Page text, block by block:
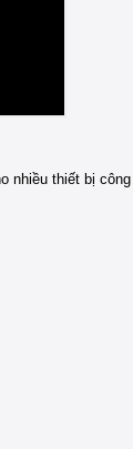
nhiều thiết bị